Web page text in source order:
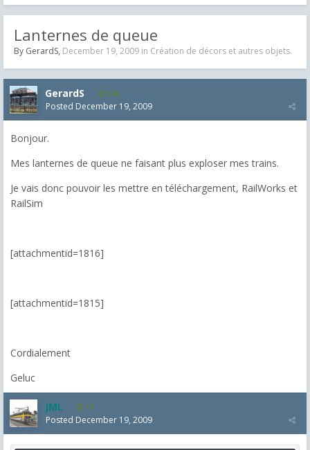
Lanternes de queue
By GerardS, December 19, 2009 in Création de décors et autres objets.
GerardS 548
Posted December 19, 2009
Bonjour.
Mes lanternes de queue ne faisant plus exploser mes trains.
Je vais donc pouvoir les mettre en téléchargement, RailWorks et
RailSim
[attachmentid=1816]
[attachmentid=1815]
Cordialement
Geluc
JML 19
Posted December 19, 2009